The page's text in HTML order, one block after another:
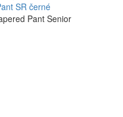
SR černé
Pant Senior